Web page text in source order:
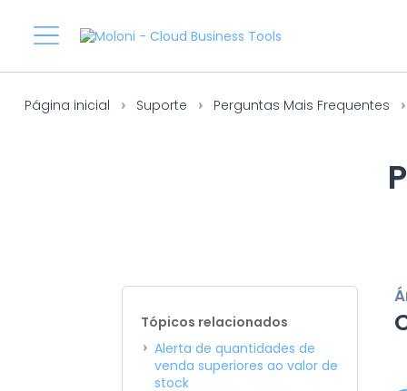
Página inicial Suporte Perguntas Mais Frequentes
Tópicos relacionados
Alerta de quantidades de
venda superiores ao valor de
stock